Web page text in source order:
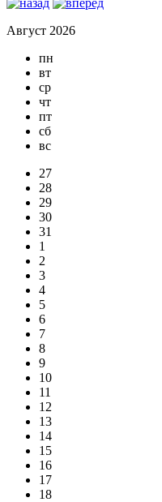
Август 2026
пн
вт
ср
чт
пт
сб
вс
27
28
29
30
31
1
2
3
4
5
6
7
8
9
10
11
12
13
14
15
16
17
18